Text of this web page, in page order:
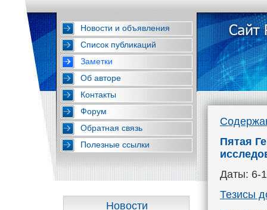
Новости и объявления
Список публикаций
Заметки
Об авторе
Контакты
Форум
Обратная связь
Полезные ссылки
Новости
Пятая
Даты: 6-
Тезисы